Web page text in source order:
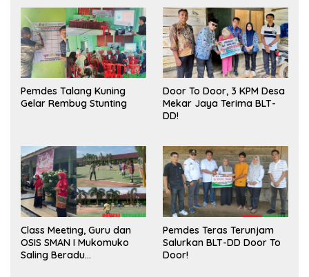
Pasar
Pemdes Talang Kuning
Gelar Rembug Stunting
Door To Door, 3 KPM Desa
Mekar Jaya Terima BLT-
DD!
Class Meeting, Guru dan
OSIS SMAN I Mukomuko
Saling Beradu
Pemdes Teras Terunjam
Salurkan BLT-DD Door To
Door!